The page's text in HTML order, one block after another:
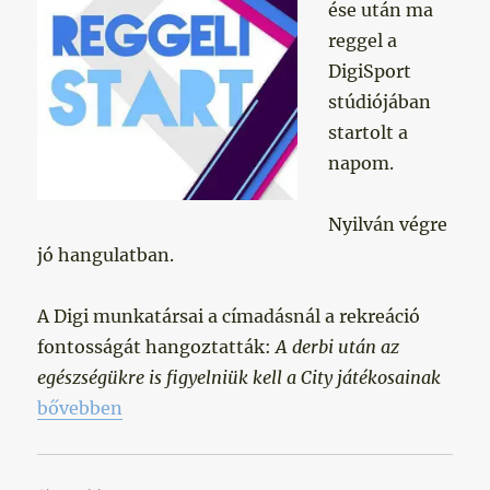
ése után ma
reggel a
DigiSport
stúdiójában
startolt a
napom.
Nyilván végre
jó hangulatban.
A Digi munkatársai a címadásnál a rekreáció
fontosságát hangoztatták:A derbi után az
egészségükre is figyelniük kell a City játékosainak
„Derbigyőzelem után”
bővebben